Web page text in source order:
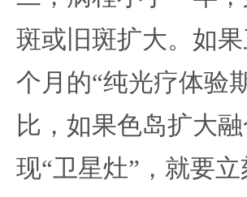
斑或旧斑扩大。如
个月的“纯光疗体验
比，如果色岛扩大
现“卫星灶”，就要